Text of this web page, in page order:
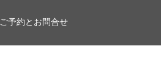
ご予約とお問合せ